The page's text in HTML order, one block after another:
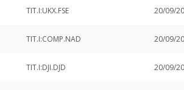
TIT.I:UKX.FSE 20/09/
TIT.I:COMP.NAD 20/09/
TIT.I:DJI.DJD 20/09/